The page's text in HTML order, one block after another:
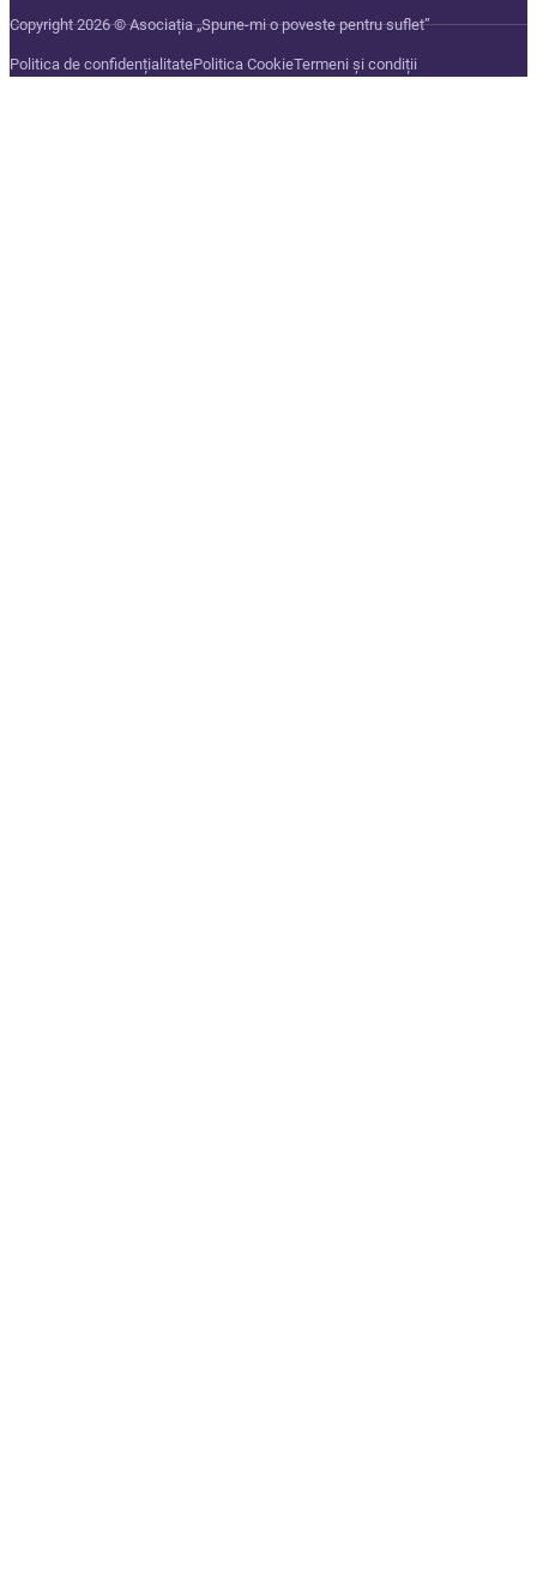
Copyright 2026 © Asociația „Spune-mi o poveste pentru suflet”
Politica de confidențialitatePolitica CookieTermeni și condiții